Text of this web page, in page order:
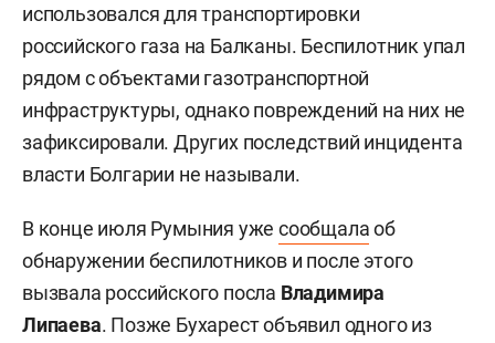
использовался для транспортировки
российского газа на Балканы. Беспилотник упал
рядом с объектами газотранспортной
инфраструктуры, однако повреждений на них не
зафиксировали. Других последствий инцидента
власти Болгарии не называли.
В конце июля Румыния ужесообщалаоб
обнаружении беспилотников и после этого
вызвала российского посла Владимира
Липаева. Позже Бухарест объявил одного из